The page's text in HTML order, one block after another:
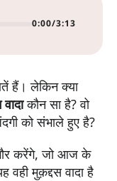
0:00/3:13
हैं। लेकिन क्या
कौन सा है? वो
को संभाले हुए है?
करेंगे, जो आज के
वही मुक़द्दस वादा है